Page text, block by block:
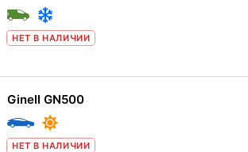
НЕТ В НАЛИЧИИ
Ginell GN500
НЕТ В НАЛИЧИИ